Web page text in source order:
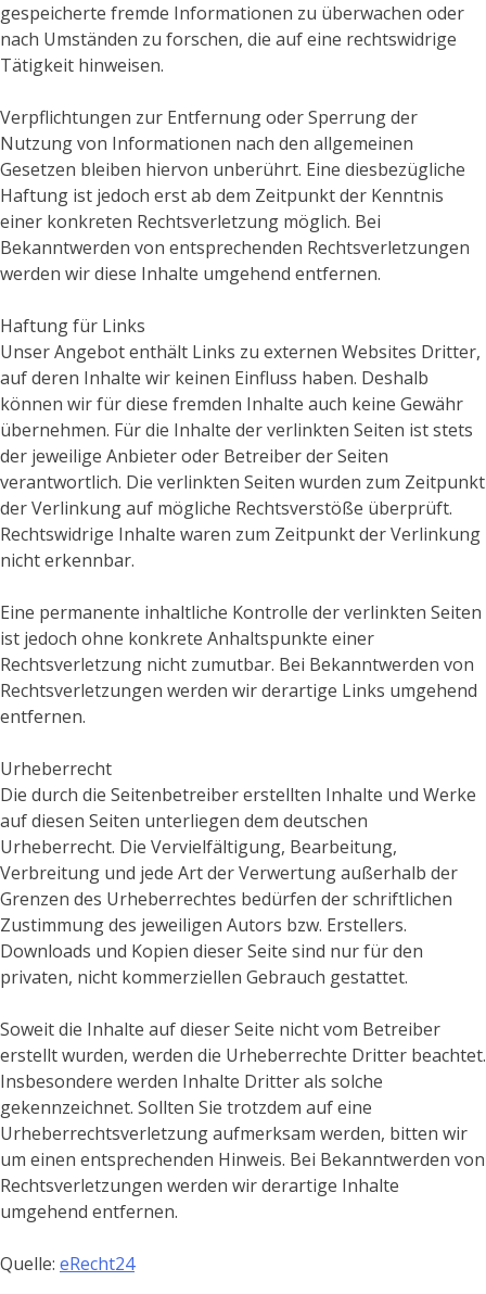
gespeicherte fremde Informationen zu überwachen oder
nach Umständen zu forschen, die auf eine rechtswidrige
Tätigkeit hinweisen.
Verpflichtungen zur Entfernung oder Sperrung der
Nutzung von Informationen nach den allgemeinen
Gesetzen bleiben hiervon unberührt. Eine diesbezügliche
Haftung ist jedoch erst ab dem Zeitpunkt der Kenntnis
einer konkreten Rechtsverletzung möglich. Bei
Bekanntwerden von entsprechenden Rechtsverletzungen
werden wir diese Inhalte umgehend entfernen.
Haftung für Links
Unser Angebot enthält Links zu externen Websites Dritter,
auf deren Inhalte wir keinen Einfluss haben. Deshalb
können wir für diese fremden Inhalte auch keine Gewähr
übernehmen. Für die Inhalte der verlinkten Seiten ist stets
der jeweilige Anbieter oder Betreiber der Seiten
verantwortlich. Die verlinkten Seiten wurden zum Zeitpunkt
der Verlinkung auf mögliche Rechtsverstöße überprüft.
Rechtswidrige Inhalte waren zum Zeitpunkt der Verlinkung
nicht erkennbar.
Eine permanente inhaltliche Kontrolle der verlinkten Seiten
ist jedoch ohne konkrete Anhaltspunkte einer
Rechtsverletzung nicht zumutbar. Bei Bekanntwerden von
Rechtsverletzungen werden wir derartige Links umgehend
entfernen.
Urheberrecht
Die durch die Seitenbetreiber erstellten Inhalte und Werke
auf diesen Seiten unterliegen dem deutschen
Urheberrecht. Die Vervielfältigung, Bearbeitung,
Verbreitung und jede Art der Verwertung außerhalb der
Grenzen des Urheberrechtes bedürfen der schriftlichen
Zustimmung des jeweiligen Autors bzw. Erstellers.
Downloads und Kopien dieser Seite sind nur für den
privaten, nicht kommerziellen Gebrauch gestattet.
Soweit die Inhalte auf dieser Seite nicht vom Betreiber
erstellt wurden, werden die Urheberrechte Dritter beachtet.
Insbesondere werden Inhalte Dritter als solche
gekennzeichnet. Sollten Sie trotzdem auf eine
Urheberrechtsverletzung aufmerksam werden, bitten wir
um einen entsprechenden Hinweis. Bei Bekanntwerden von
Rechtsverletzungen werden wir derartige Inhalte
umgehend entfernen.
Quelle: eRecht24